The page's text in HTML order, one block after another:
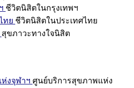
ชีวิตนิสิตในกรุงเทพฯ
ทย ชีวิตนิสิตในประเทศไทย
สุขภาวะทางใจนิสิต
งจุฬาฯ ศูนย์บริการสุขภาพแห่ง